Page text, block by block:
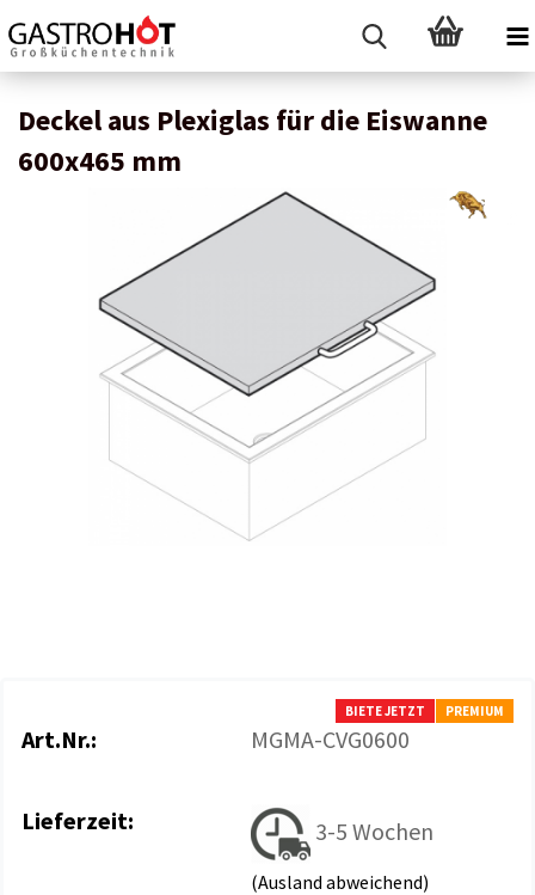
Deckel aus Plexiglas für die Eiswanne
600x465 mm
BIETE JETZT PREMIUM
Art.Nr.: MGMA-CVG0600
Lieferzeit: 3-5 Wochen
(Ausland abweichend)